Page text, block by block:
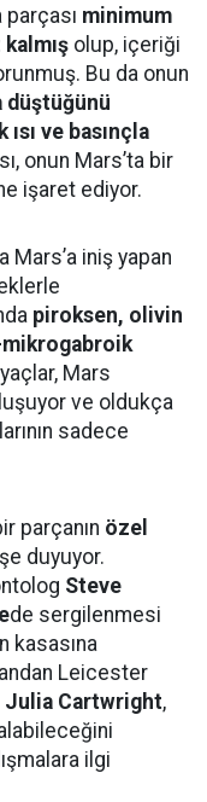
parçası minimum
olup, içeriği
Bu da onun
düştüğünü
ısı ve basınçla
onun Mars’ta bir
işaret ediyor.
Mars’a iniş yapan
piroksen, olivin
Mars
ve oldukça
sadece
parçanın özel
duyuyor.
Steve
de sergilenmesi
kasasına
Leicester
Julia Cartwright,
ilgi